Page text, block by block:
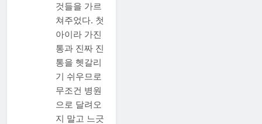
것들을 가르
쳐주었다. 첫
아이라 가진
통과 진짜 진
통을 헷갈리
기 쉬우므로
무조건 병원
으로 달려오
지 말고 느긋